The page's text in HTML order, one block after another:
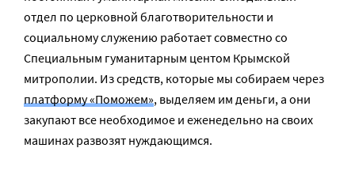
отдел по церковной благотворительности и
социальному служению работает совместно со
Специальным гуманитарным центом Крымской
митрополии. Из средств, которые мы собираем через
платформу «Поможем», выделяем им деньги, а они
закупают все необходимое и еженедельно на своих
машинах развозят нуждающимся.